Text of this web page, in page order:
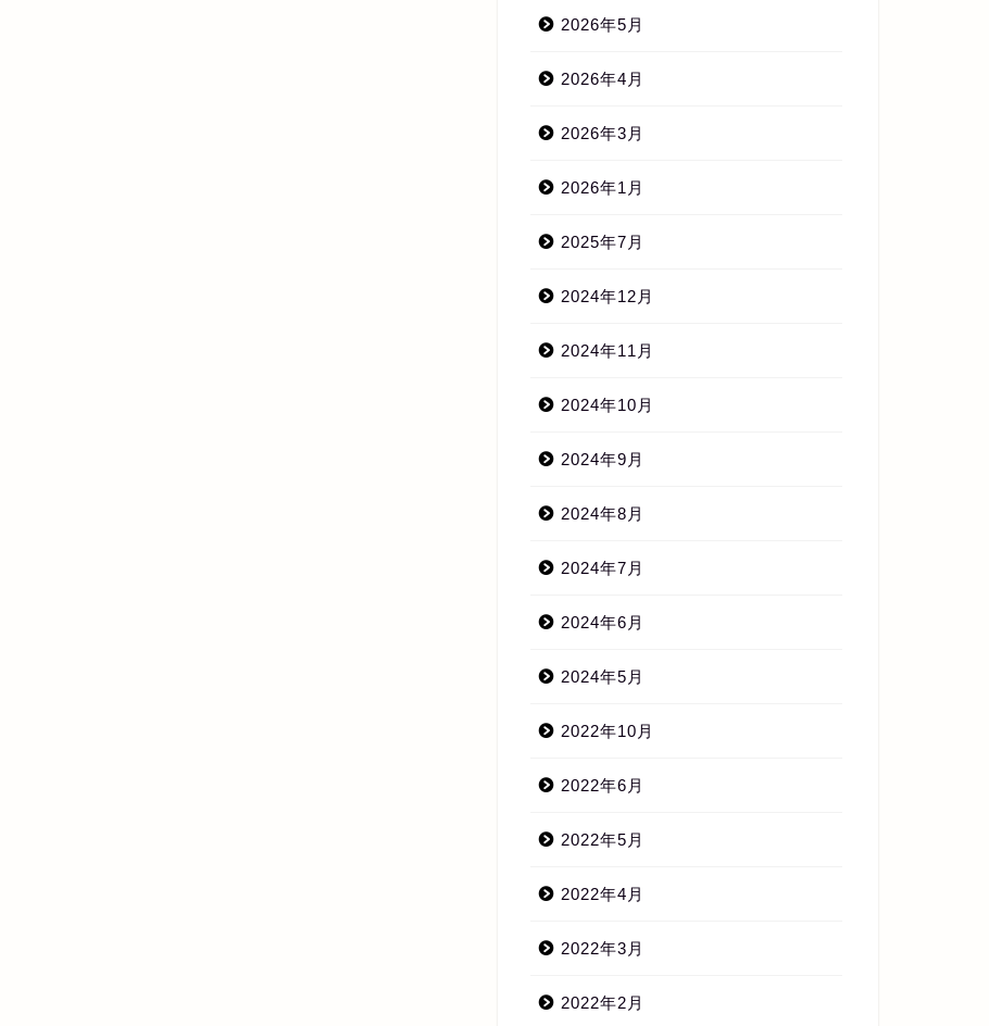
2026年5月
2026年4月
2026年3月
2026年1月
2025年7月
2024年12月
2024年11月
2024年10月
2024年9月
2024年8月
2024年7月
2024年6月
2024年5月
2022年10月
2022年6月
2022年5月
2022年4月
2022年3月
2022年2月